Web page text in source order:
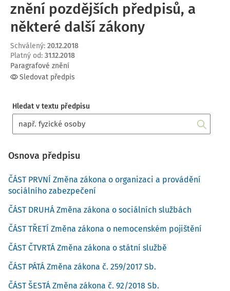
znění pozdějších předpisů, a
některé další zákony
Schválený: 20.12.2018
Platný od: 31.12.2018
Paragrafové znění
Sledovat předpis
Hledat v textu předpisu
Osnova předpisu
ČÁST PRVNÍ Změna zákona o organizaci a provádění
sociálního zabezpečení
ČÁST DRUHÁ Změna zákona o sociálních službách
ČÁST TŘETÍ Změna zákona o nemocenském pojištění
ČÁST ČTVRTÁ Změna zákona o státní službě
ČÁST PÁTÁ Změna zákona č. 259/2017 Sb.
ČÁST ŠESTÁ Změna zákona č. 92/2018 Sb.